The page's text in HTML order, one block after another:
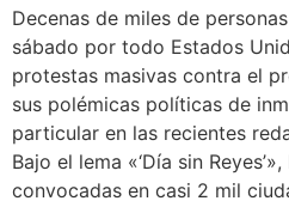
Decenas de miles de
sábado por todo Estados
protestas masivas contra el
sus polémicas políticas de
particular en las recientes
Bajo el lema «‘Día sin
convocadas en casi 2 mil